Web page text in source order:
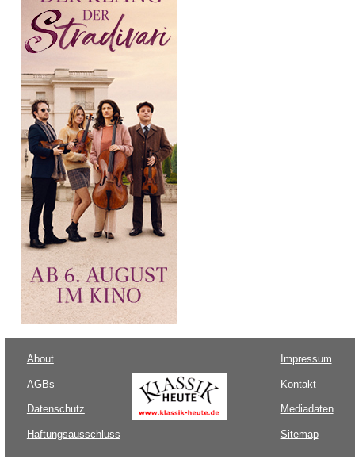
About
AGBs
Datenschutz
Haftungsausschluss
Impressum
Kontakt
Mediadaten
Sitemap